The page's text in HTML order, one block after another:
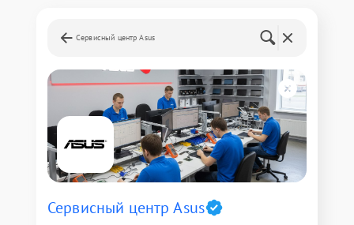
Сервисный центр Asus
Сервисный центр Asus